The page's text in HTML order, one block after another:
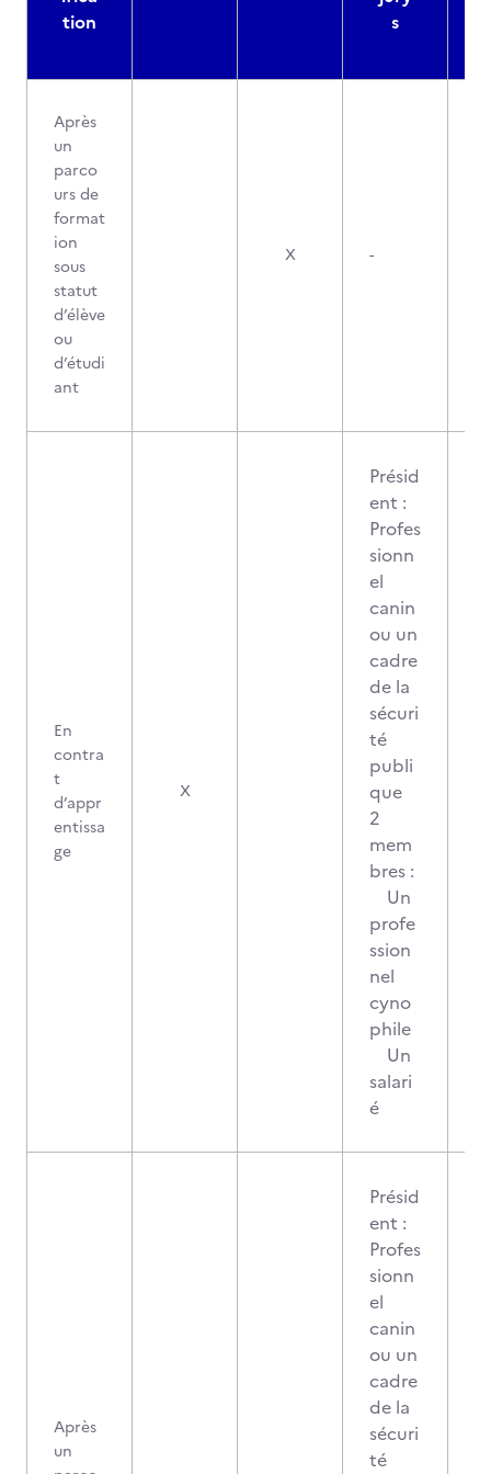
tion
s
Après
un
parco
urs de
format
ion
sous
statut
d’élève
ou
d’étudi
ant
X -
En
contra
t
d’appr
entissa
ge
X
Présid
ent :
Profes
sionn
el
canin
ou un
cadre
de la
sécuri
té
publi
que
2
mem
bres :
Un
profe
ssion
nel
cyno
phile
Un
salari
é
Après
un
Présid
ent :
Profes
sionn
el
canin
ou un
cadre
de la
sécuri
té